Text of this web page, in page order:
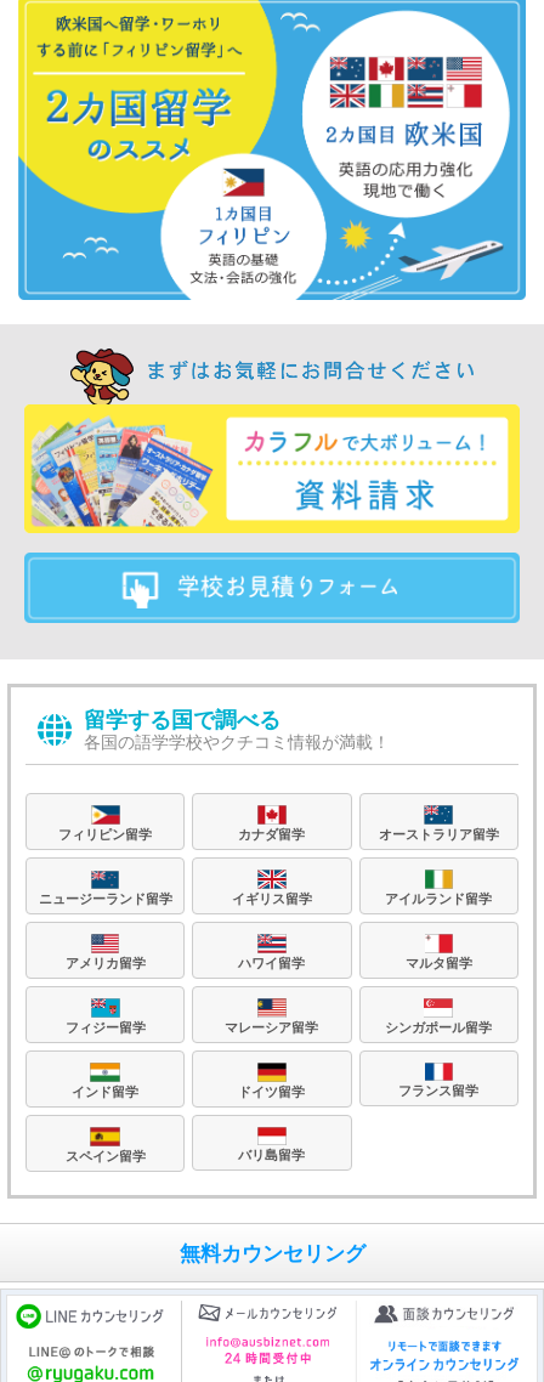
留学する国で調べる
各国の語学学校やクチコミ情報が満載！
フィリピン留学 カナダ留学 オーストラリア留学
ニュージーランド留学 イギリス留学 アイルランド留学
アメリカ留学 ハワイ留学 マルタ留学
フィジー留学 マレーシア留学 シンガポール留学
インド留学 ドイツ留学 フランス留学
スペイン留学 バリ島留学
無料カウンセリング